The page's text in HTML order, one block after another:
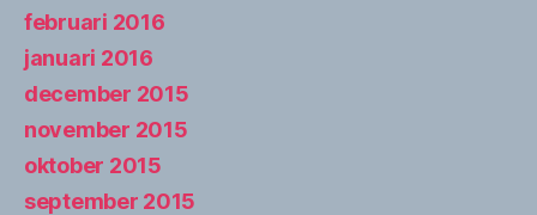
februari 2016
januari 2016
december 2015
november 2015
oktober 2015
september 2015